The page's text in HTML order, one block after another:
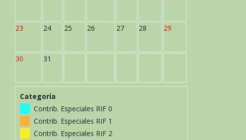
23 24 25 26 27 28 29
30 31
Categoría
Contrib. Especiales RIF 0
Contrib. Especiales RIF 1
Contrib. Especiales RIF 2